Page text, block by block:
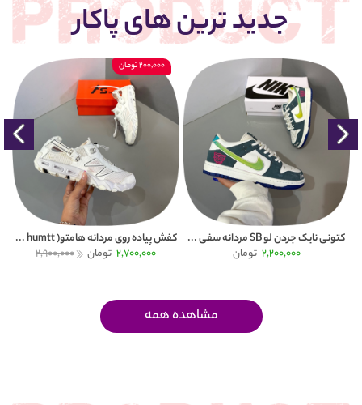
جدید ترین های پاکار
کتونی نایک جردن لو SB مردانه سفی ...
2,200,000 تومان
200,000 تومان
کفش پیاده روی مردانه هامتو( humtt ...
2,700,000 تومان 2,900,000
مشاهده همه